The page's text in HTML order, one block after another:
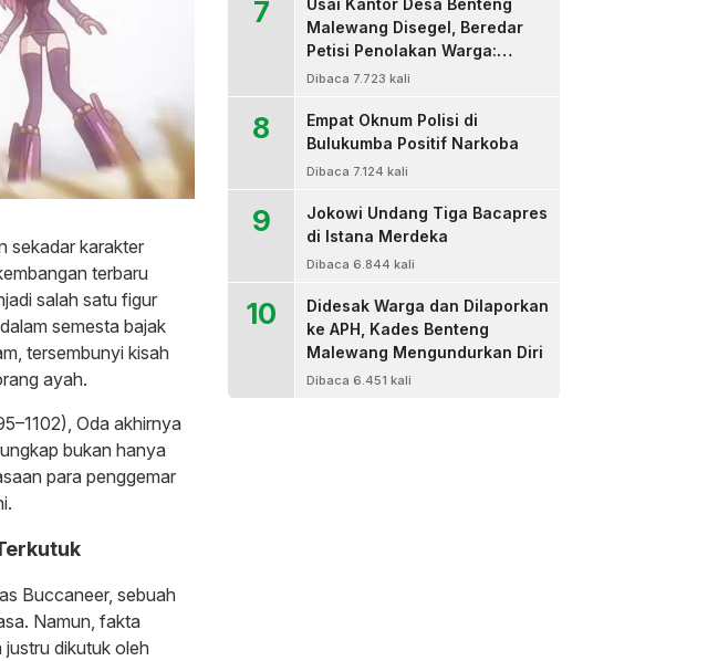
sekadar karakter
terbaru
salah satu figur
semesta bajak
tersembunyi kisah
ayah.
Oda akhirnya
bukan hanya
para penggemar
Buccaneer, sebuah
Namun, fakta
dikutuk oleh
7
Usai Kantor Desa Benteng
Malewang Disegel, Beredar
Petisi Penolakan Warga:
Sekretaris Hingga BPD Turut
Dibaca 7.723 kali
8
Empat Oknum Polisi di
Bulukumba Positif Narkoba
Dibaca 7.124 kali
9
Jokowi Undang Tiga Bacapres
di Istana Merdeka
Dibaca 6.844 kali
10
Didesak Warga dan Dilaporkan
ke APH, Kades Benteng
Malewang Mengundurkan Diri
Dibaca 6.451 kali